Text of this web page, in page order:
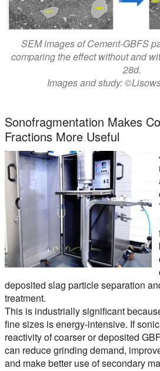
SEM images of Cement-GBFS
comparing the effect without and
28d.
Images and study:
Sonofragmentation Makes
Fractions More Useful
deposited slag particle separation
treatment.
This is industrially significant
fine sizes is energy-intensive. If
reactivity of coarser or deposited
can reduce grinding demand,
and make better use of secondary